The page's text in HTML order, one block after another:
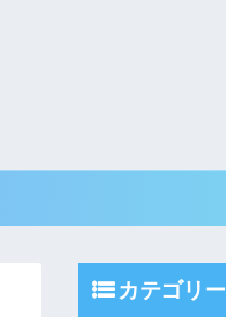
カテゴリー